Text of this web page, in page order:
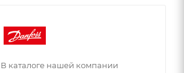
В каталоге нашей компании